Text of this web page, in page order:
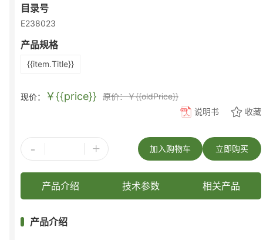
目录号
E238023
产品规格
{{item.Title}}
现价： ￥{{price}}
原价：￥{{oldPrice}}
说明书
收藏
- + 立即购买
加入购物车
产品介绍 技术参数 相关产品
产品介绍